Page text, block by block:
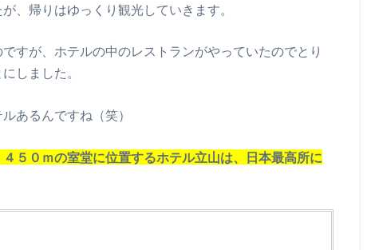
、帰りはゆっくり観光していきます。
すが、ホテルの中のレストランがやっていたのでとり
しました。
あるんですね（笑）
４５０ｍの室堂に位置するホテル立山は、日本最高所に